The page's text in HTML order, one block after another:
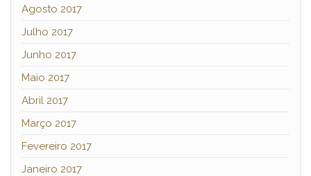
Agosto 2017
Julho 2017
Junho 2017
Maio 2017
Abril 2017
Março 2017
Fevereiro 2017
Janeiro 2017